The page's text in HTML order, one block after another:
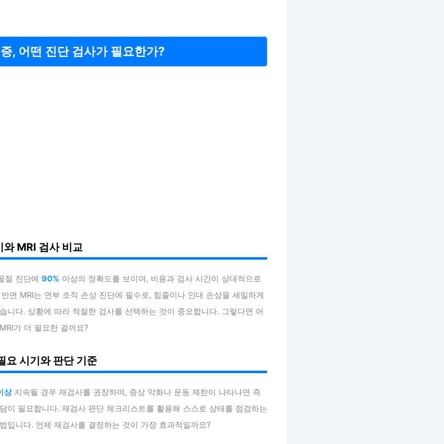
, 어떤 진단 검사가 필요한가?
와 MRI 검사 비교
절 진단에 90% 이상의 정확도를 보이며, 비용과 검사 시간이 상대적으로
면 MRI는 연부 조직 손상 진단에 필수로, 힘줄이나 인대 손상을 세밀하게
니다. 상황에 따라 적절한 검사를 선택하는 것이 중요합니다. 그렇다면 어
가 더 필요한 걸까요?
요 시기와 판단 기준
상지속될 경우 재검사를 권장하며, 증상 악화나 운동 제한이 나타나면 즉
이 필요합니다. 재검사 판단 체크리스트를 활용해 스스로 상태를 점검하는
입니다. 언제 재검사를 결정하는 것이 가장 효과적일까요?